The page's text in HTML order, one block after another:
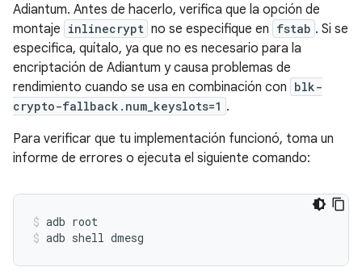
Adiantum. Antes de hacerlo, verifica que la opción de
montaje inlinecrypt no se especifique en fstab . Si se
especifica, quítalo, ya que no es necesario para la
encriptación de Adiantum y causa problemas de
rendimiento cuando se usa en combinación con blk-
crypto-fallback.num_keyslots=1 .
Para verificar que tu implementación funcionó, toma un
informe de errores o ejecuta el siguiente comando:
adb root
adb shell dmesg